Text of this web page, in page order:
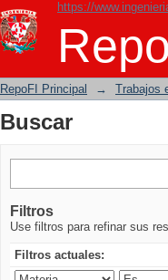
https://
Buscar
RepoFI Principal → Trabajos
Buscar
Filtros
Use filtros para refinar sus
Filtros actuales: